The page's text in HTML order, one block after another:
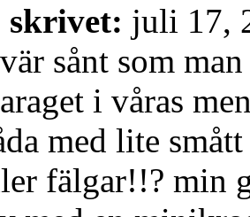
skrivet: juli 17,
sånt som
i våras
med lite
fälgar!!? min